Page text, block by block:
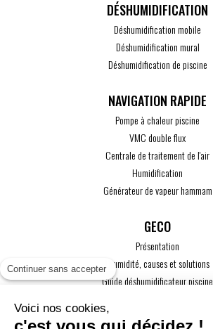
Continuer sans accepter
Voici nos cookies,
DÉSHUMIDIFICATION
Déshumidification mobile
Déshumidification mural
Déshumidification de piscine
Pompe à chaleur piscine
VMC double flux
Centrale de traitement de l'air
Humidification
Générateur de vapeur hammam
GECO
Présentation
L'humidité, causes et solutions
Guide déshumidificateur piscine
Guide VMC